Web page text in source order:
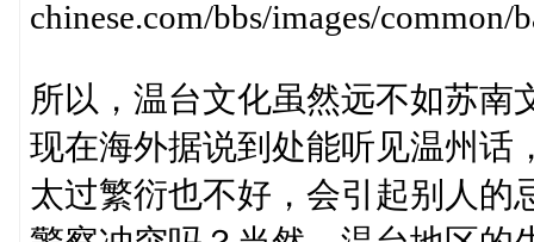
chinese.com/bbs/images/common/
所以，温台文化虽然远不如苏南
现在海外据说到处能听见温州话
太过繁衍也不好，会引起别人的